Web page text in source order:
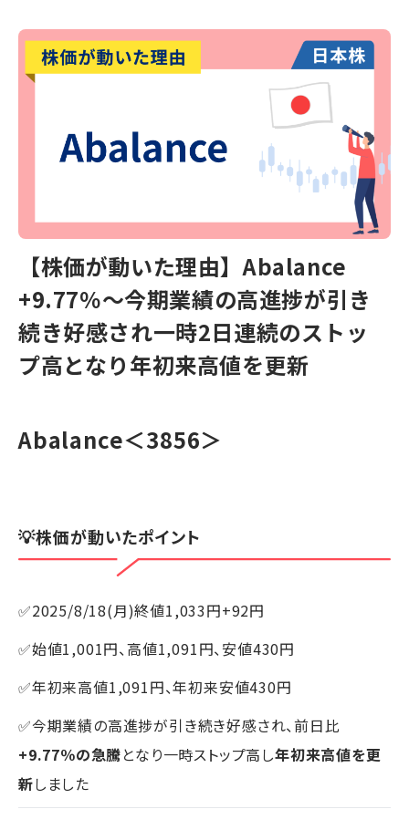
【株価が動いた理由】Abalance
+9.77％〜今期業績の高進捗が引き
続き好感され一時2日連続のストッ
プ高となり年初来高値を更新
Abalance＜3856＞
💡株価が動いたポイント
✅2025/8/18(月)終値1,033円+92円
✅始値1,001円、高値1,091円、安値430円
✅年初来高値1,091円、年初来安値430円
✅今期業績の高進捗が引き続き好感され、前日比
+9.77％の急騰となり一時ストップ高し年初来高値を更
新しました